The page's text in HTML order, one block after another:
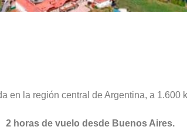
en la región central de Argentina, a 1.600
2 horas de vuelo desde Buenos Aires.